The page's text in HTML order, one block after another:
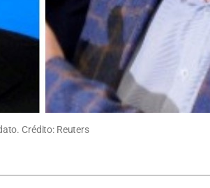
Crédito: Reuters